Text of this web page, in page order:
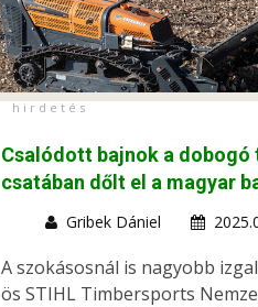
h i r d e t é s
Csalódott bajnok a dobogó
csatában dőlt el a magyar
Gribek Dániel
A szokásosnál is nagyobb
ös STIHL Timbersports